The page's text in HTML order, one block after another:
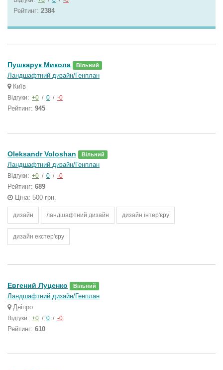
Рейтинг: 2384
Пушкарук Микола Вільний
Ландшафтний дизайн/Генплан
Київ
Відгуки: +0 / 0 / -0
Рейтинг: 945
Oleksandr Voloshan Вільний
Ландшафтний дизайн/Генплан
Відгуки: +0 / 0 / -0
Рейтинг: 689
Ціна: 500 грн.
дизайн ландшафтний дизайн дизайн інтер'єру
дизайн екстер'єру
Евгений Луценко Вільний
Ландшафтний дизайн/Генплан
Дніпро
Відгуки: +0 / 0 / -0
Рейтинг: 610